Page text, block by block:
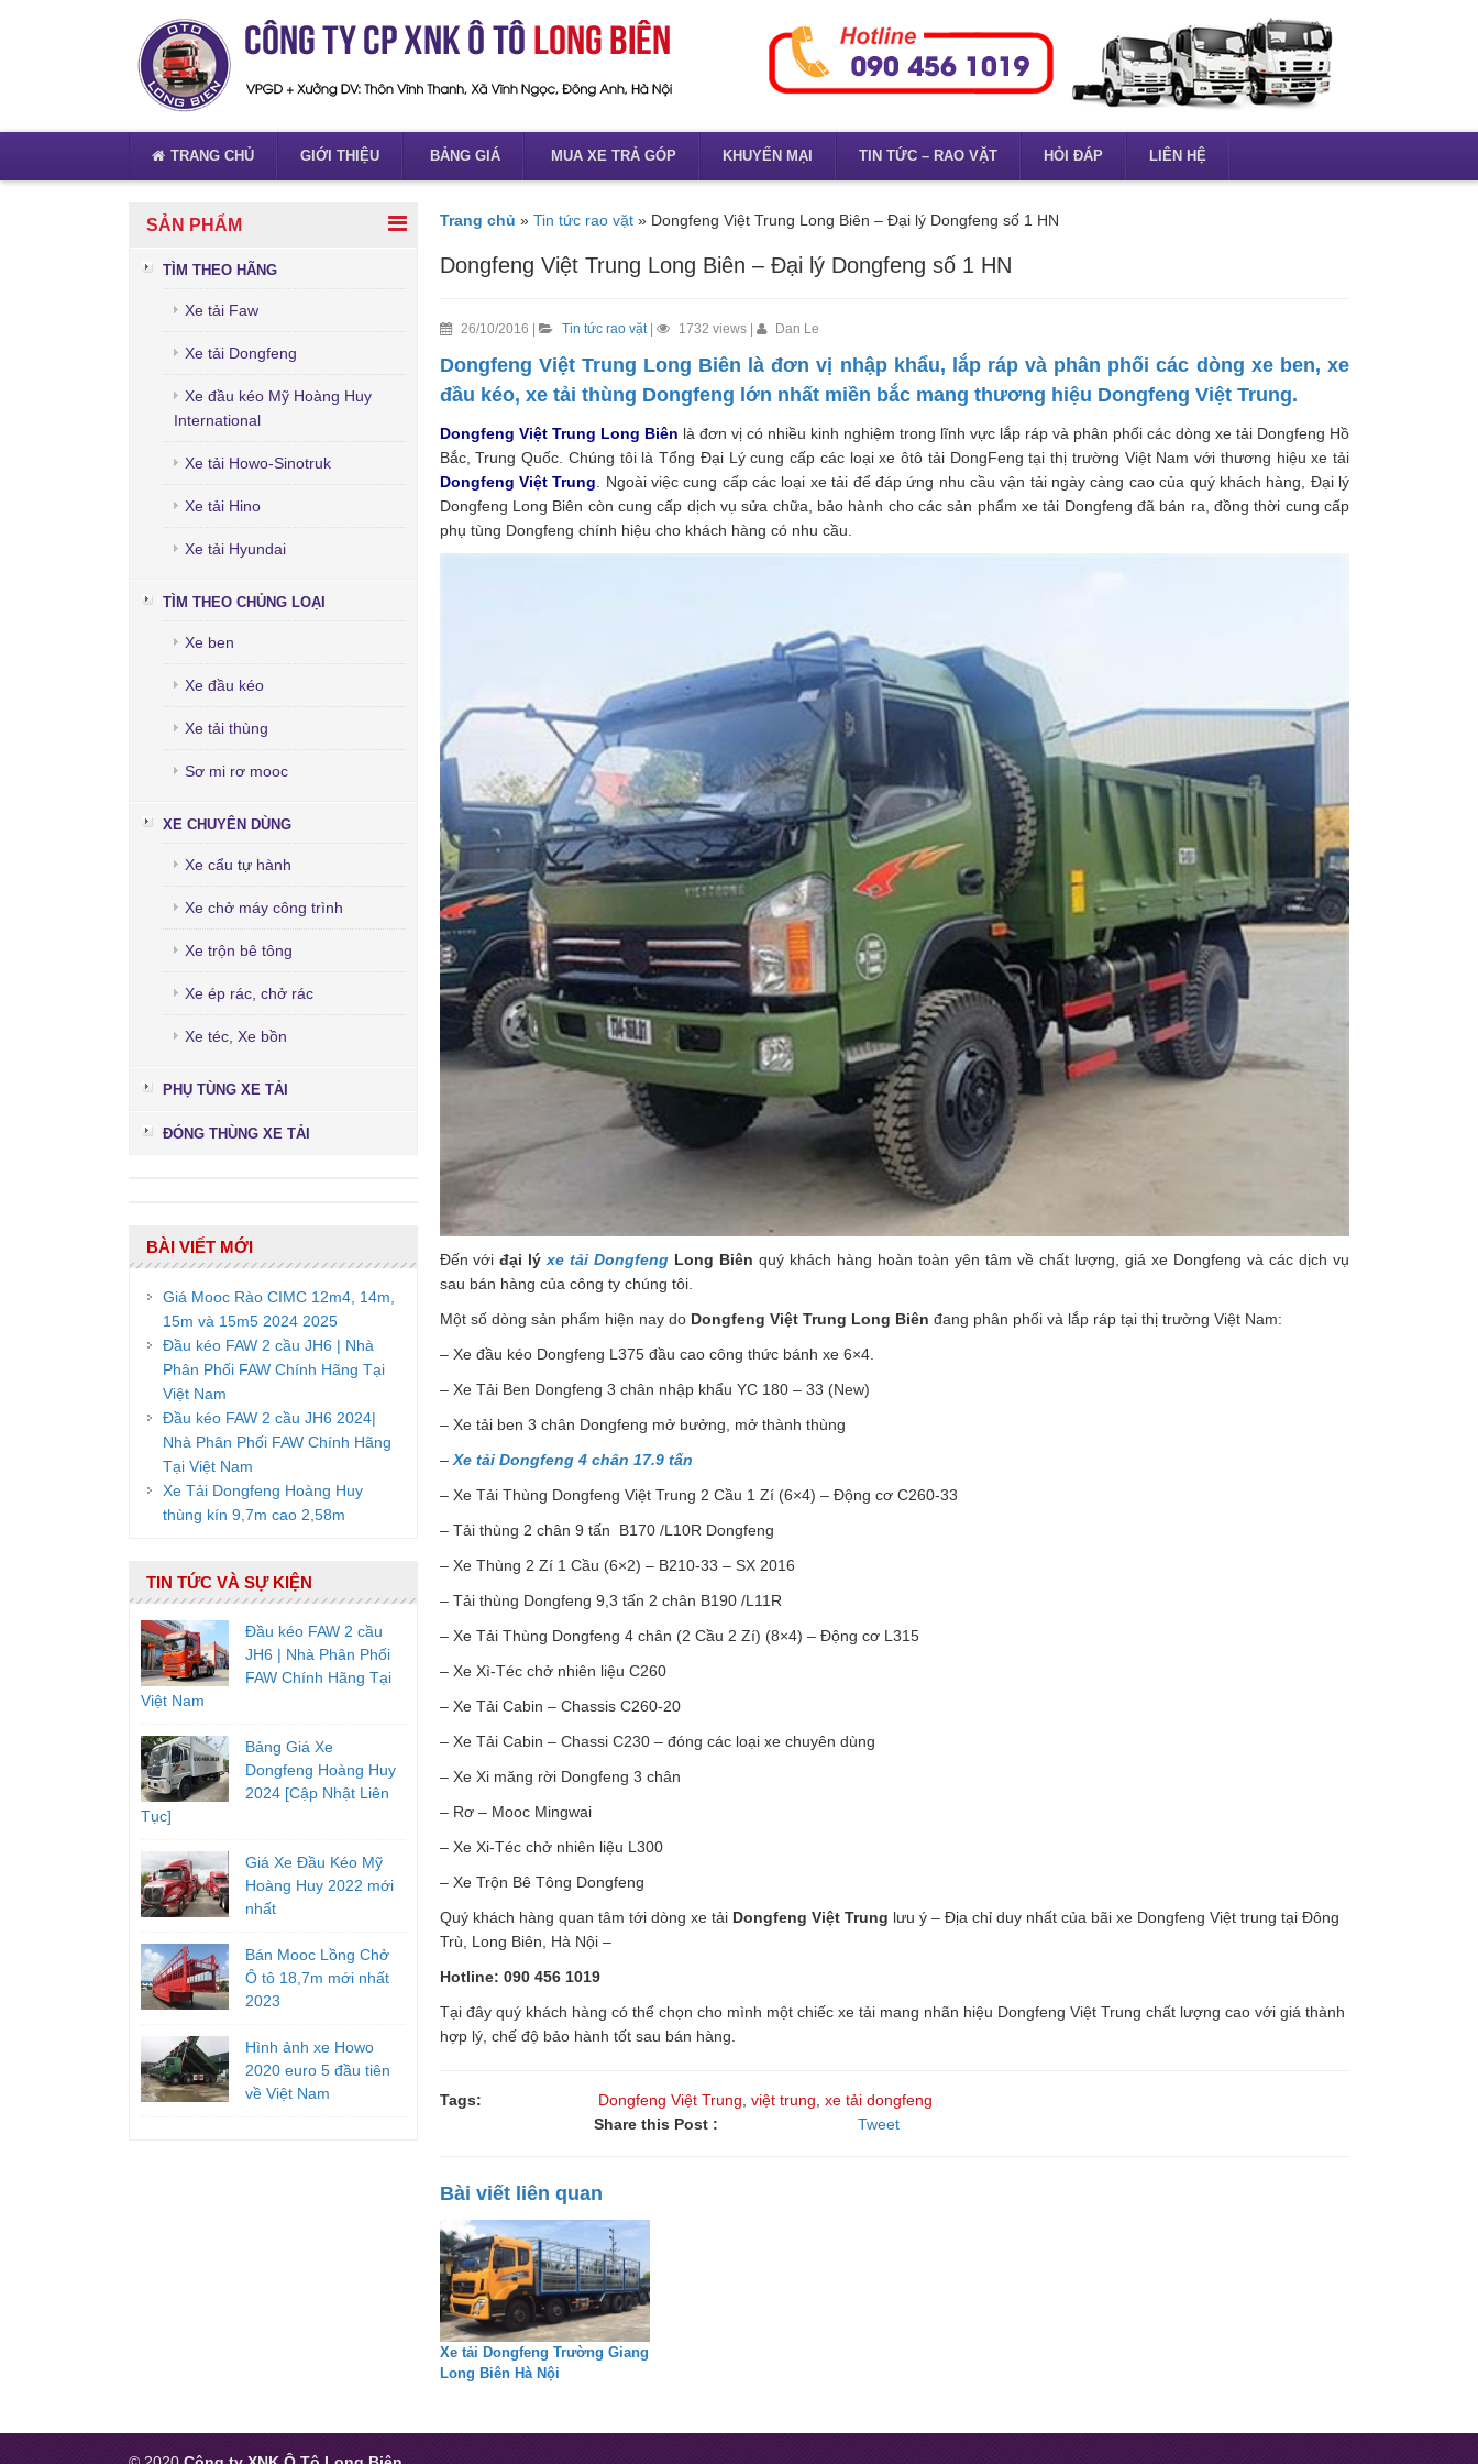
TRANG CHỦ GIỚI THIỆU BẢNG GIÁ MUA XE TRẢ GÓP KHUYẾN MẠI TIN TỨC – RAO VẶT HỎI ĐÁP LIÊN HỆ
SẢN PHẨM
TÌM THEO HÃNG
Xe tải Faw
Xe tải Dongfeng
Xe đầu kéo Mỹ Hoàng Huy
International
Xe tải Howo-Sinotruk
Xe tải Hino
Xe tải Hyundai
TÌM THEO CHỦNG LOẠI
Xe ben
Xe đầu kéo
Xe tải thùng
Sơ mi rơ mooc
XE CHUYÊN DÙNG
Xe cẩu tự hành
Xe chở máy công trình
Xe trộn bê tông
Xe ép rác, chở rác
Xe téc, Xe bồn
PHỤ TÙNG XE TẢI
ĐÓNG THÙNG XE TẢI
BÀI VIẾT MỚI
Giá Mooc Rào CIMC 12m4, 14m,
15m và 15m5 2024 2025
Đầu kéo FAW 2 cầu JH6 | Nhà
Phân Phối FAW Chính Hãng Tại
Việt Nam
Đầu kéo FAW 2 cầu JH6 2024|
Nhà Phân Phối FAW Chính Hãng
Tại Việt Nam
Xe Tải Dongfeng Hoàng Huy
thùng kín 9,7m cao 2,58m
TIN TỨC VÀ SỰ KIỆN
Đầu kéo FAW 2 cầu
JH6 | Nhà Phân Phối
FAW Chính Hãng Tại
Việt Nam
Bảng Giá Xe
Dongfeng Hoàng Huy
2024 [Cập Nhật Liên
Tục]
Giá Xe Đầu Kéo Mỹ
Hoàng Huy 2022 mới
nhất
Bán Mooc Lồng Chở
Ô tô 18,7m mới nhất
2023
Hình ảnh xe Howo
2020 euro 5 đầu tiên
về Việt Nam
Trang chủ » Tin tức rao vặt »Dongfeng Việt Trung Long Biên – Đại lý Dongfeng số 1 HN
Dongfeng Việt Trung Long Biên – Đại lý Dongfeng số 1 HN
26/10/2016 | Tin tức rao vặt| 1732 views | Dan Le
Dongfeng Việt Trung Long Biên là đơn vị nhập khẩu, lắp ráp và phân phối các dòng xe ben, xe
đầu kéo, xe tải thùng Dongfeng lớn nhất miền bắc mang thương hiệu Dongfeng Việt Trung.
Dongfeng Việt Trung Long Biên là đơn vị có nhiều kinh nghiệm trong lĩnh vực lắp ráp và phân phối các dòng xe tải Dongfeng Hồ
Bắc, Trung Quốc. Chúng tôi là Tổng Đại Lý cung cấp các loại xe ôtô tải DongFeng tại thị trường Việt Nam với thương hiệu xe tải
Dongfeng Việt Trung . Ngoài việc cung cấp các loại xe tải để đáp ứng nhu cầu vận tải ngày càng cao của quý khách hàng, Đại lý
Dongfeng Long Biên còn cung cấp dịch vụ sửa chữa, bảo hành cho các sản phẩm xe tải Dongfeng đã bán ra, đồng thời cung cấp
phụ tùng Dongfeng chính hiệu cho khách hàng có nhu cầu.
Đến vớiđại lýxe tải Dongfeng Long Biên quý khách hàng hoàn toàn yên tâm về chất lượng, giá xe Dongfeng và các dịch vụ
sau bán hàng của công ty chúng tôi.
Một số dòng sản phẩm hiện nay do Dongfeng Việt Trung Long Biên đang phân phối và lắp ráp tại thị trường Việt Nam:
– Xe đầu kéo Dongfeng L375 đầu cao công thức bánh xe 6×4.
– Xe Tải Ben Dongfeng 3 chân nhập khẩu YC 180 – 33 (New)
– Xe tải ben 3 chân Dongfeng mở bưởng, mở thành thùng
– Xe tải Dongfeng 4 chân 17.9 tấn
– Xe Tải Thùng Dongfeng Việt Trung 2 Cầu 1 Zí (6×4) – Động cơ C260-33
– Tải thùng 2 chân 9 tấn B170 /L10R Dongfeng
– Xe Thùng 2 Zí 1 Cầu (6×2) – B210-33 – SX 2016
– Tải thùng Dongfeng 9,3 tấn 2 chân B190 /L11R
– Xe Tải Thùng Dongfeng 4 chân (2 Cầu 2 Zí) (8×4) – Động cơ L315
– Xe Xì-Téc chở nhiên liệu C260
– Xe Tải Cabin – Chassis C260-20
– Xe Tải Cabin – Chassi C230 – đóng các loại xe chuyên dùng
– Xe Xi măng rời Dongfeng 3 chân
– Rơ – Mooc Mingwai
– Xe Xi-Téc chở nhiên liệu L300
– Xe Trộn Bê Tông Dongfeng
Quý khách hàng quan tâm tới dòng xe tải Dongfeng Việt Trung lưu ý – Địa chỉ duy nhất của bãi xe Dongfeng Việt trung tại Đông
Trù, Long Biên, Hà Nội –
Hotline: 090 456 1019
Tại đây quý khách hàng có thể chọn cho mình một chiếc xe tải mang nhãn hiệu Dongfeng Việt Trung chất lượng cao với giá thành
hợp lý, chế độ bảo hành tốt sau bán hàng.
Tags: Dongfeng Việt Trung việt trung xe tải dongfeng
Share this Post :
Tweet
Bài viết liên quan
Xe tải Dongfeng Trường Giang
Long Biên Hà Nội